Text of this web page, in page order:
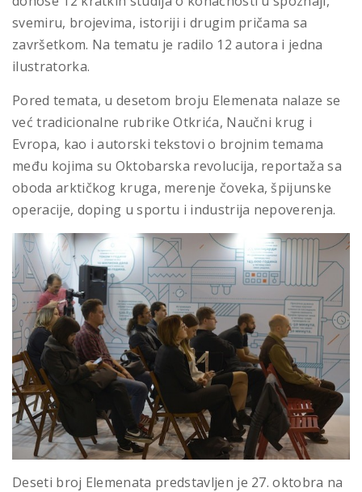
svemiru, brojevima, istoriji i drugim pričama sa
završetkom. Na tematu je radilo 12 autora i jedna
ilustratorka.
Pored temata, u desetom broju Elemenata nalaze se
već tradicionalne rubrike Otkrića, Naučni krug i
Evropa, kao i autorski tekstovi o brojnim temama
među kojima su Oktobarska revolucija, reportaža sa
oboda arktičkog kruga, merenje čoveka, špijunske
operacije, doping u sportu i industrija nepoverenja.
Deseti broj Elemenata predstavljen je 27. oktobra na